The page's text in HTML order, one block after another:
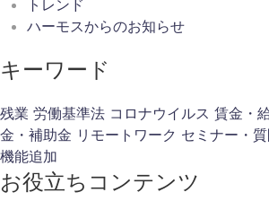
トレンド
ハーモスからのお知らせ
キーワード
残業 労働基準法 コロナウイルス 賃金・
金・補助金 リモートワーク セミナー・
機能追加
お役立ちコンテンツ